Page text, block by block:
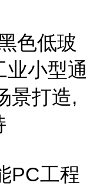
色低玻
业小型通
景打造,
PC工程